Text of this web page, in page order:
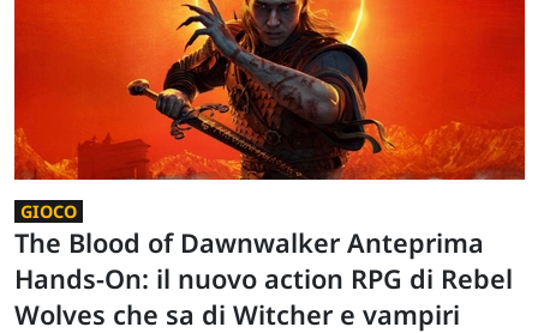
GIOCO
The Blood of Dawnwalker Anteprima
Hands-On: il nuovo action RPG di Rebel
Wolves che sa di Witcher e vampiri